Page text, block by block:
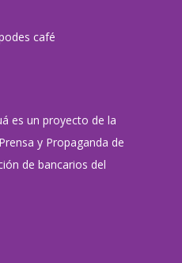
café
es un proyecto de la
y Propaganda de
de bancarios del